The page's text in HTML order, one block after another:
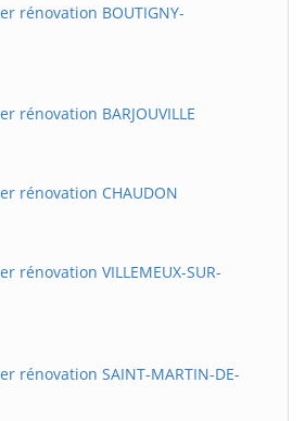
rénovation BOUTIGNY-
rénovation BARJOUVILLE
rénovation CHAUDON
rénovation VILLEMEUX-SUR-
rénovation SAINT-MARTIN-DE-